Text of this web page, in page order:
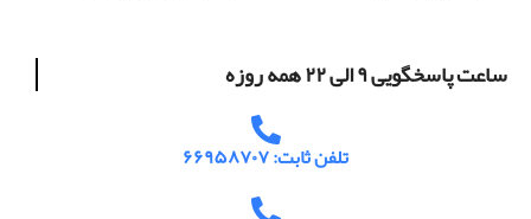
ساعت پاسخگویی ۹ الی ۲۲ همه روزه
تلفن ثابت: ۶۶۹۵۸۷۰۷